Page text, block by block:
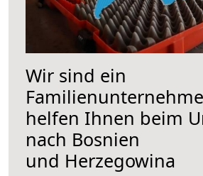
Wir sind ein
helfen Ihnen beim
nach Bosnien
und Herzegowina